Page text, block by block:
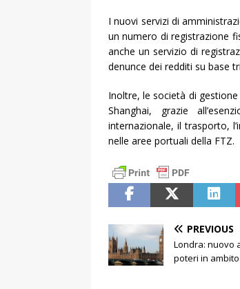
I nuovi servizi di
un numero di registrazione
anche un servizio di
denunce dei redditi su base
Inoltre, le società di
Shanghai, grazie
internazionale, il trasporto,
nelle aree portuali della FTZ.
PREVIOUS
Londra: nuovo
poteri in